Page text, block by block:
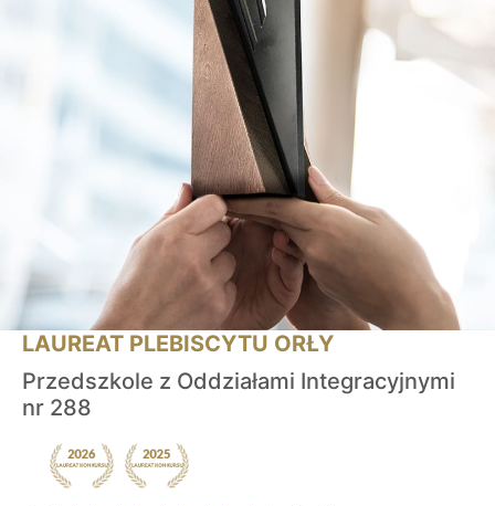
LAUREAT PLEBISCYTU ORŁY
Przedszkole z Oddziałami Integracyjnymi
nr 288